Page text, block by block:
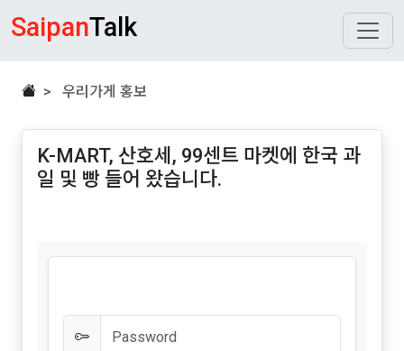
SaipanTalk
> 우리가게 홍보
K-MART, 산호세, 99센트 마켓에 한국 과
일 및 빵 들어 왔습니다.